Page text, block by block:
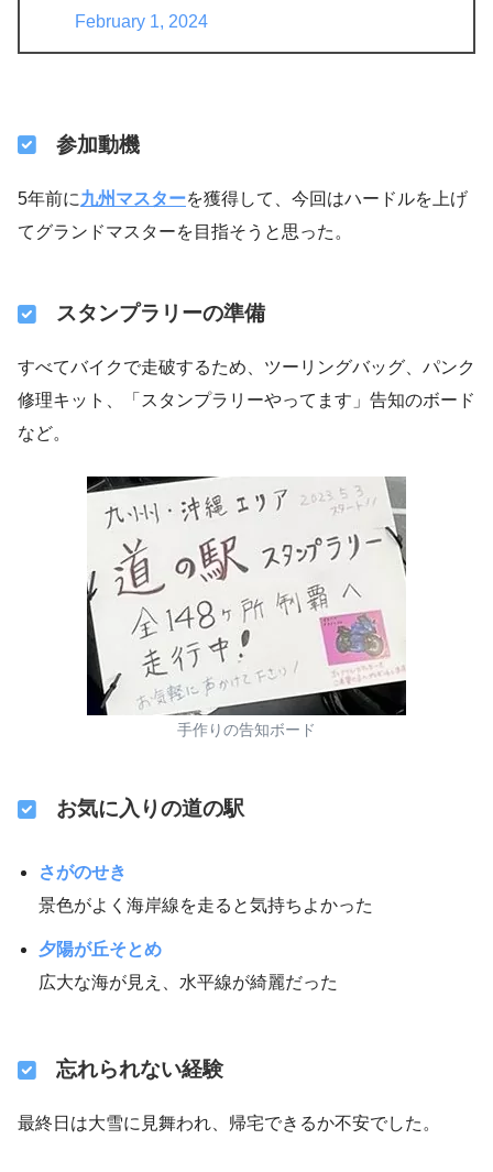
February 1, 2024
参加動機
5年前に九州マスターを獲得して、今回はハードルを上げ
てグランドマスターを目指そうと思った。
スタンプラリーの準備
すべてバイクで走破するため、ツーリングバッグ、パンク
修理キット、「スタンプラリーやってます」告知のボード
など。
手作りの告知ボード
お気に入りの道の駅
さがのせき
景色がよく海岸線を走ると気持ちよかった
夕陽が丘そとめ
広大な海が見え、水平線が綺麗だった
忘れられない経験
最終日は大雪に見舞われ、帰宅できるか不安でした。